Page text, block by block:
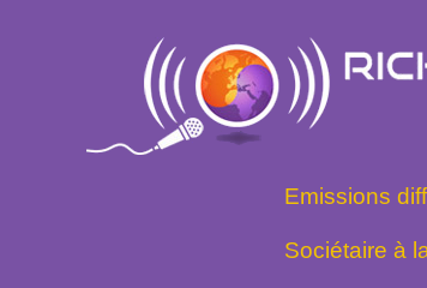
Emissions
Sociétaire à